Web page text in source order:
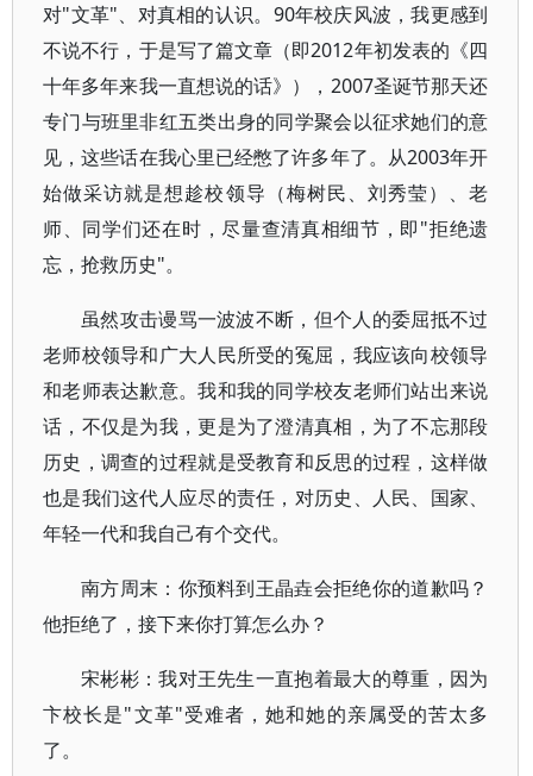
对"文革"、对真相的认识。90年校庆风波，我更感到
不说不行，于是写了篇文章（即2012年初发表的《四
十年多年来我一直想说的话》），2007圣诞节那天还
专门与班里非红五类出身的同学聚会以征求她们的意
见，这些话在我心里已经憋了许多年了。从2003年开
始做采访就是想趁校领导（梅树民、刘秀莹）、老
师、同学们还在时，尽量查清真相细节，即"拒绝遗
忘，抢救历史"。
虽然攻击谩骂一波波不断，但个人的委屈抵不过
老师校领导和广大人民所受的冤屈，我应该向校领导
和老师表达歉意。我和我的同学校友老师们站出来说
话，不仅是为我，更是为了澄清真相，为了不忘那段
历史，调查的过程就是受教育和反思的过程，这样做
也是我们这代人应尽的责任，对历史、人民、国家、
年轻一代和我自己有个交代。
南方周末：你预料到王晶垚会拒绝你的道歉吗？
他拒绝了，接下来你打算怎么办？
宋彬彬：我对王先生一直抱着最大的尊重，因为
卞校长是"文革"受难者，她和她的亲属受的苦太多
了。